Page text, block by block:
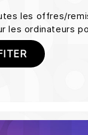
les offres/
les ordinateurs